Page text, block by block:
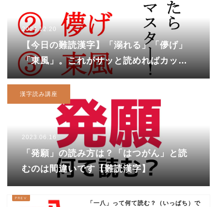
2024.12.20
【今日の難読漢字】「溺れる」「儚げ」
「東風」。これがサッと読めればカッコ
いい！
漢字読み講座
2023.06.16
「発願」の読み方は？「はつがん」と読
むのは間違いです【難読漢字】
「一八」って何て読む？（いっぱち）で